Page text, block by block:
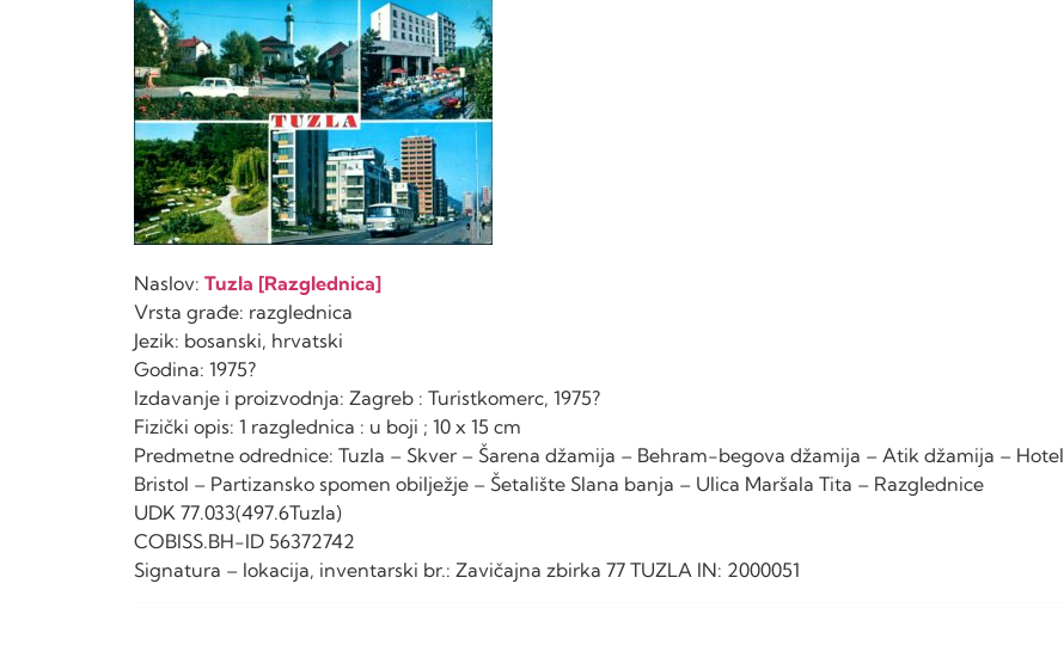
Naslov: Tuzla [Razglednica]
Vrsta građe: razglednica
Jezik: bosanski, hrvatski
Godina: 1975?
Izdavanje i proizvodnja: Zagreb : Turistkomerc, 1975?
Fizički opis: 1 razglednica : u boji ; 10 x 15 cm
Predmetne odrednice: Tuzla – Skver – Šarena džamija – Behram-begova džamija – Atik džamija – Hotel
Bristol – Partizansko spomen obilježje – Šetalište Slana banja – Ulica Maršala Tita – Razglednice
UDK 77.033(497.6Tuzla)
COBISS.BH-ID 56372742
Signatura – lokacija, inventarski br.: Zavičajna zbirka 77 TUZLA IN: 2000051